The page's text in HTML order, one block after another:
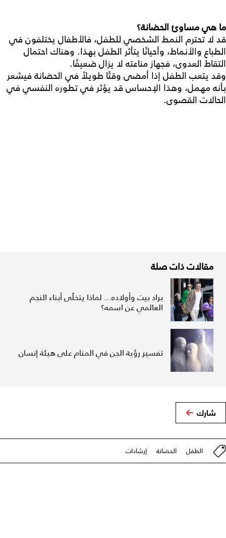
ما هي مساوئ الحضانة؟
قد لا تحترم النمط الشخصي للطفل، فالأطفال يختلفون في
الطباع والأنماط، وأحيانًا يتأثر الطفل بهذا. وهناك احتمال
التقاط العدوى، فجهاز مناعته لا يزال ضعيفًا.
وقد يتعب الطفل إذا أمضى وقتًا طويلاً في الحضانة فيشعر
بأنه مهمل، وهذا الإحساس قد يؤثر في تطوره النفسي في
الحالات القصوى.
مقالات ذات صلة
براد بيت وأولاده... لماذا يتخلّى أبناء النجم
العالمي عن اسمه؟
تفسير رؤية الجن في المنام على هيئة إنسان
شارك
الطفل الحضانة إرشادات